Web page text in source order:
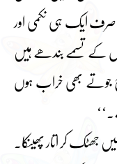
صرف ایک ہی نکمی اور
کے تسمے بندھے ہیں
جوتے بھی خراب ہوں
جھٹک کر اتار پھینکا۔